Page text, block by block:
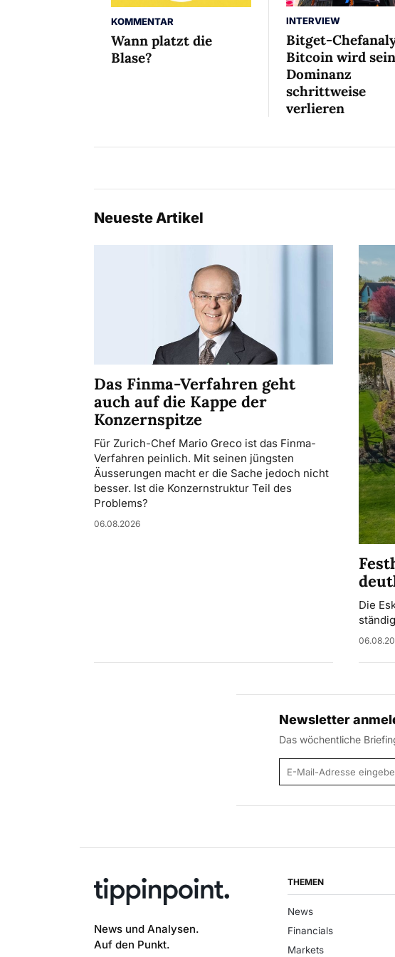
KOMMENTAR
Wann platzt die
Blase?
INTERVIEW
Bitget-
Bitcoin wird
Dominanz
schrittweise
verlieren
Neueste Artikel
Das Finma-Verfahren geht
auch auf die Kappe der
Konzernspitze
Für Zurich-Chef Mario Greco ist das Finma-
Verfahren peinlich. Mit seinen jüngsten
Äusserungen macht er die Sache jedoch nicht
besser. Ist die Konzernstruktur Teil des
Problems?
06.08.2026
Die
Newsletter
Das wöchentliche
E-Mail-Adresse
News und Analysen.
Auf den Punkt.
THEMEN
News
Financials
Markets